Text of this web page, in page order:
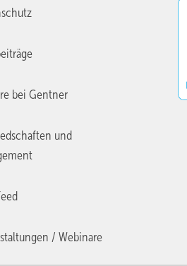
bei Gentner
und
/ Webinare